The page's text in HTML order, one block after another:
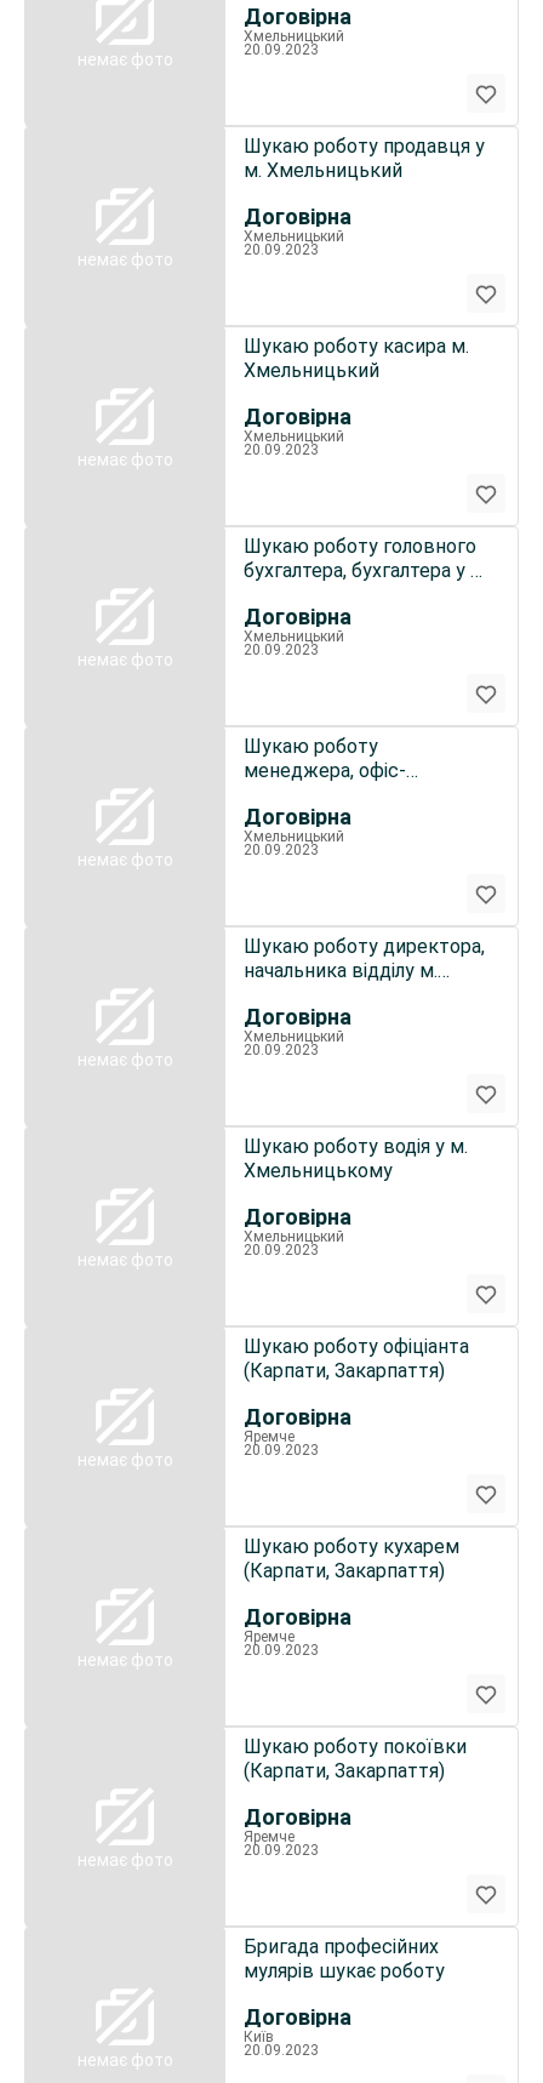
немає фото
Договірна
Хмельницький
20.09.2023
немає фото
Договірна
Шукаю роботу продавця у
м. Хмельницький
Хмельницький
20.09.2023
немає фото
Договірна
Шукаю роботу касира м.
Хмельницький
Хмельницький
20.09.2023
немає фото
Договірна
Шукаю роботу головного
бухгалтера, бухгалтера у м.
Хмельницький
20.09.2023
немає фото
Договірна
Шукаю роботу
менеджера, офіс-
Хмельницький
Хмельницький
20.09.2023
немає фото
Договірна
Шукаю роботу директора,
начальника відділу м.
Хмельницький
20.09.2023
немає фото
Договірна
Шукаю роботу водія у м.
Хмельницькому
Хмельницький
20.09.2023
немає фото
Договірна
Шукаю роботу офіціанта
(Карпати, Закарпаття)
Яремче
20.09.2023
немає фото
Договірна
Шукаю роботу кухарем
(Карпати, Закарпаття)
Яремче
20.09.2023
немає фото
Договірна
Шукаю роботу покоївки
(Карпати, Закарпаття)
Яремче
20.09.2023
немає фото
Договірна
Бригада професійних
мулярів шукає роботу
Київ
20.09.2023